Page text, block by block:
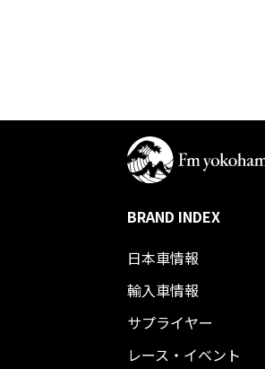
BRAND INDEX
日本車情報​
輸入車情報
サプライヤー
レース・イベント